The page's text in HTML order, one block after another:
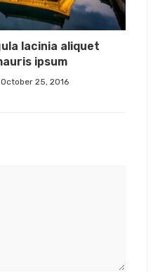
lacinia aliquet
ipsum
October 25, 2016